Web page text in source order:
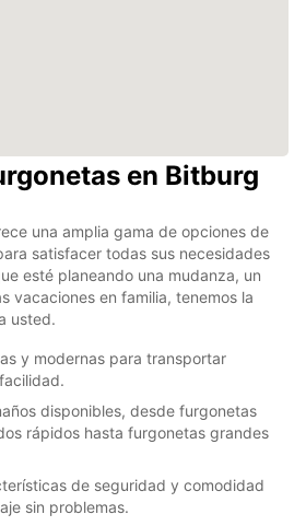
en Bitburg
una amplia gama de opciones de
satisfacer todas sus necesidades
esté planeando una mudanza, un
vacaciones en familia, tenemos la
usted.
y modernas para transportar
disponibles, desde furgonetas
rápidos hasta furgonetas grandes
de seguridad y comodidad
sin problemas.